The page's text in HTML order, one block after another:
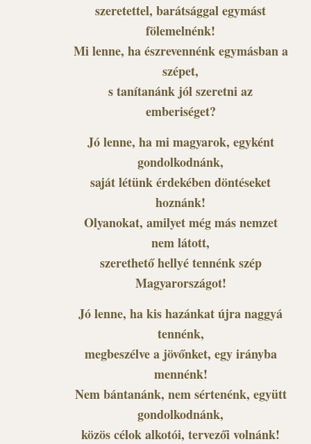
szeretettel, barátsággal egymást
fölemelnénk!
Mi lenne, ha észrevennénk egymásban a
szépet,
s tanítanánk jól szeretni az
emberiséget?
Jó lenne, ha mi magyarok, egyként
gondolkodnánk,
saját létünk érdekében döntéseket
hoznánk!
Olyanokat, amilyet még más nemzet
nem látott,
szerethető hellyé tennénk szép
Magyarországot!
Jó lenne, ha kis hazánkat újra naggyá
tennénk,
megbeszélve a jövőnket, egy irányba
mennénk!
Nem bántanánk, nem sértenénk, együtt
gondolkodnánk,
közös célok alkotói, tervezői volnánk!